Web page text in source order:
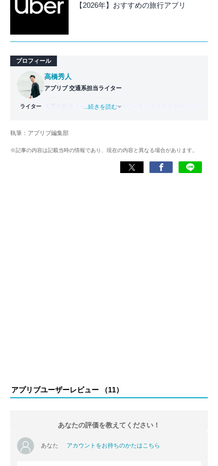
【2026年】おすすめの旅行アプリ
プロフィール
ライター
高橋秀人
アプリブ 交通系担当ライター
大手自動車メーカーを経て、フリーランスでライター・編
旅をスタート。走行距離42,000km・活動期間500日以上か
現在はアプリブでSEOライターとして活動しており、これ
までにレビューしたアプリは900件以上。日本一周中に20
...続きを読む
執筆：アプリブ編集部
※記事の内容は記載当時の情報であり、現在の内容と異なる場合があります。
アプリブユーザーレビュー （11）
あなたの評価を教えてください！
あなた アカウントをお持ちのかたはこちら